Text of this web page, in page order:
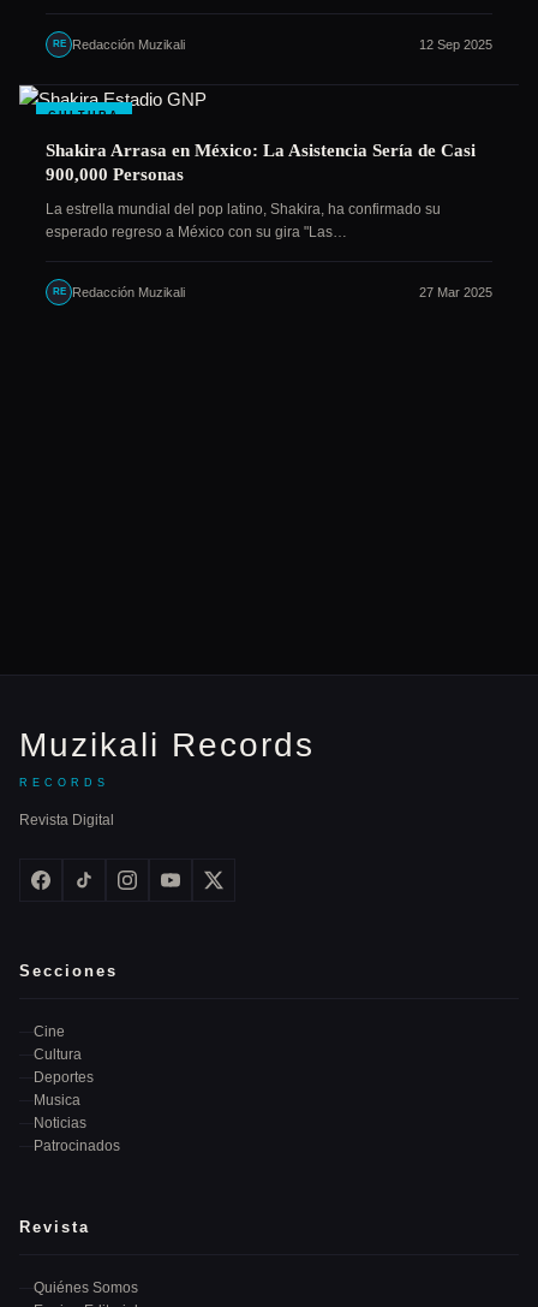
RE Redacción Muzikali 12 Sep 2025
CULTURA
Shakira Arrasa en México: La Asistencia Sería de Casi
900,000 Personas
La estrella mundial del pop latino, Shakira, ha confirmado su
esperado regreso a México con su gira "Las…
RE Redacción Muzikali 27 Mar 2025
Muzikali Records
RECORDS
Revista Digital
Secciones
Cine
Cultura
Deportes
Musica
Noticias
Patrocinados
Revista
Quiénes Somos